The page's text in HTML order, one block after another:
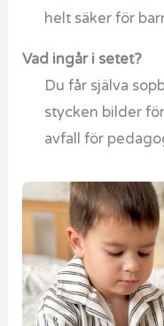
helt säker för
Vad ingår i setet?
Du får själva
stycken bilder
avfall för